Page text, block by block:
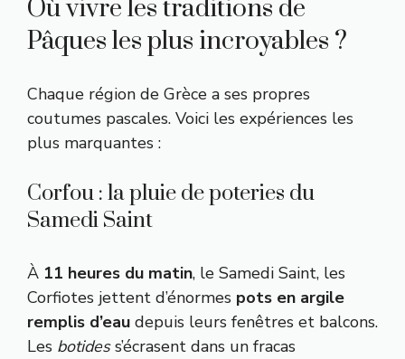
Où vivre les traditions de
Pâques les plus incroyables ?
Chaque région de Grèce a ses propres
coutumes pascales. Voici les expériences les
plus marquantes :
Corfou : la pluie de poteries du
Samedi Saint
À 11 heures du matin, le Samedi Saint, les
Corfiotes jettent d’énormes pots en argile
remplis d’eau depuis leurs fenêtres et balcons.
Les botidess’écrasent dans un fracas